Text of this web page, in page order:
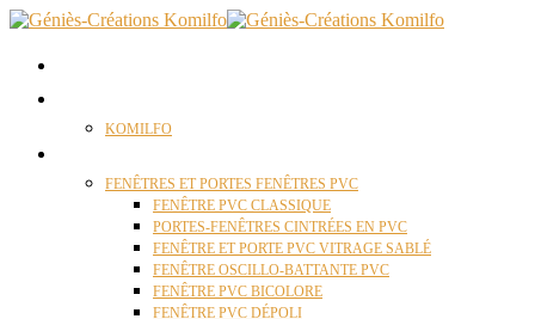
KOMILFO
FENÊTRES ET PORTES FENÊTRES PVC
FENÊTRE PVC CLASSIQUE
PORTES-FENÊTRES CINTRÉES EN PVC
FENÊTRE ET PORTE PVC VITRAGE SABLÉ
FENÊTRE OSCILLO-BATTANTE PVC
FENÊTRE PVC BICOLORE
FENÊTRE PVC DÉPOLI